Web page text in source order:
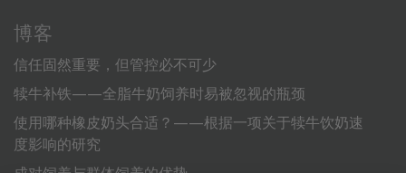
博客
信任固然重要，但管控必不可少
犊牛补铁——全脂牛奶饲养时易被忽视的瓶颈
使用哪种橡皮奶头合适？——根据一项关于犊牛饮奶速
度影响的研究